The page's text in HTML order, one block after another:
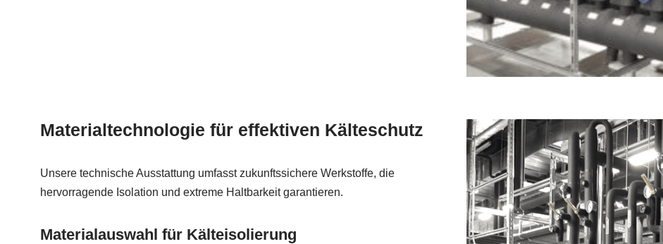
Materialtechnologie für effektiven Kälteschutz
Unsere technische Ausstattung umfasst zukunftssichere Werkstoffe, die
hervorragende Isolation und extreme Haltbarkeit garantieren.
Materialauswahl für Kälteisolierung